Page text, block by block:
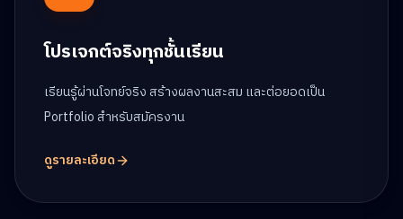
โปรเจกต์จริงทุกชั้นเรียน
เรียนรู้ผ่านโจทย์จริง สร้างผลงานสะสม และต่อยอดเป็น
Portfolio สำหรับสมัครงาน
ดูรายละเอียด